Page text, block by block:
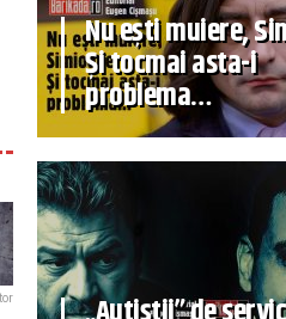
Nu ești muiere,
Și tocmai asta-i
problema…